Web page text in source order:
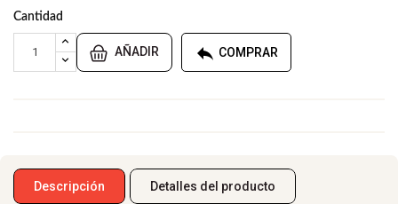
Cantidad
AÑADIR  COMPRAR
Descripción Detalles del producto